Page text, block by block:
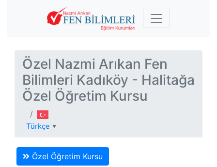
Özel Nazmi Arıkan Fen
Bilimleri Kadıköy - Halitağa
Özel Öğretim Kursu
Türkçe ▼
Özel Öğretim Kursu